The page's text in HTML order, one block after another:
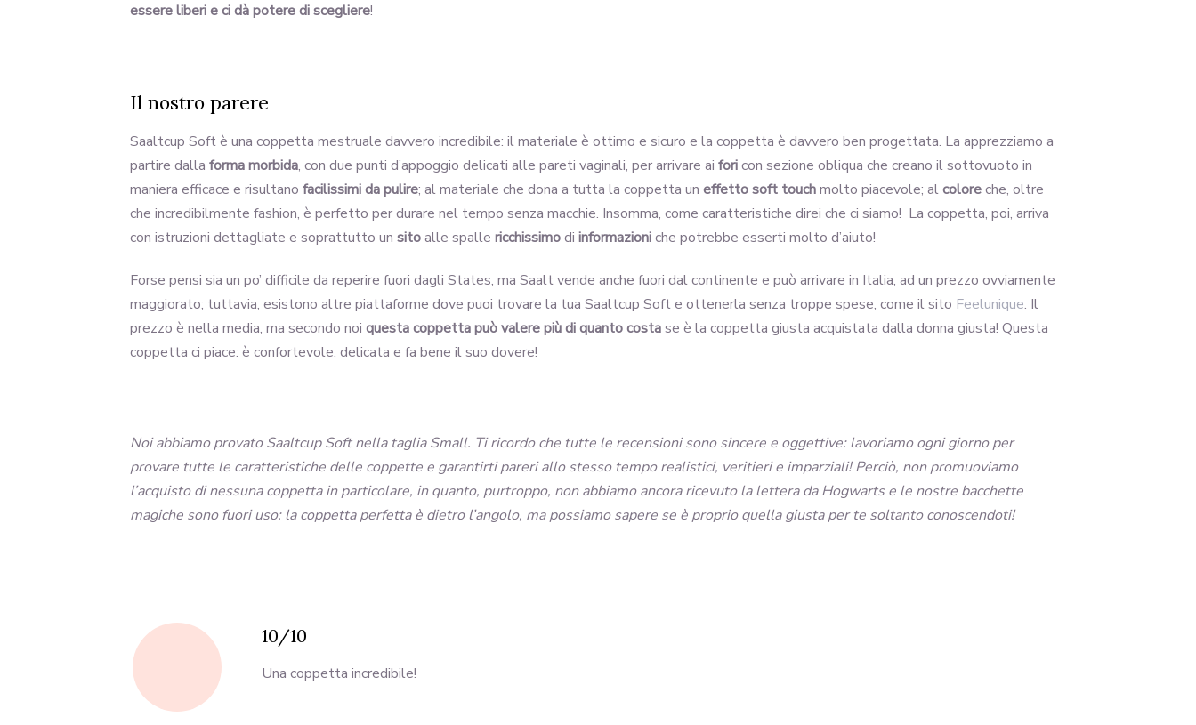
essere liberi e ci dà potere di scegliere!
Il nostro parere
Saaltcup Soft è una coppetta mestruale davvero incredibile: il materiale è ottimo e sicuro e la coppetta è davvero ben progettata. La apprezziamo a
partire dallaforma morbida, con due punti d’appoggio delicati alle pareti vaginali, per arrivare aiforicon sezione obliqua che creano il sottovuoto in
maniera efficace e risultanofacilissimi da pulire; al materiale che dona a tutta la coppetta uneffetto soft touchmolto piacevole; alcoloreche, oltre
che incredibilmente fashion, è perfetto per durare nel tempo senza macchie. Insomma, come caratteristiche direi che ci siamo! La coppetta, poi, arriva
con istruzioni dettagliate e soprattutto unsitoalle spallericchissimodiinformazioniche potrebbe esserti molto d’aiuto!
Forse pensi sia un po’ difficile da reperire fuori dagli States, ma Saalt vende anche fuori dal continente e può arrivare in Italia, ad un prezzo ovviamente
maggiorato; tuttavia, esistono altre piattaforme dove puoi trovare la tua Saaltcup Soft e ottenerla senza troppe spese, come il sito Feelunique. Il
prezzo è nella media, ma secondo noiquesta coppetta può valere più di quanto costase è la coppetta giusta acquistata dalla donna giusta! Questa
coppetta ci piace: è confortevole, delicata e fa bene il suo dovere!
Noi abbiamo provato Saaltcup Soft nella taglia Small. Ti ricordo che tutte le recensioni sono sincere e oggettive: lavoriamo ogni giorno per
provare tutte le caratteristiche delle coppette e garantirti pareri allo stesso tempo realistici, veritieri e imparziali! Perciò, non promuoviamo
l’acquisto di nessuna coppetta in particolare, in quanto, purtroppo, non abbiamo ancora ricevuto la lettera da Hogwarts e le nostre bacchette
magiche sono fuori uso: la coppetta perfetta è dietro l’angolo, ma possiamo sapere se è proprio quella giusta per te soltanto conoscendoti!
10/10
Una coppetta incredibile!